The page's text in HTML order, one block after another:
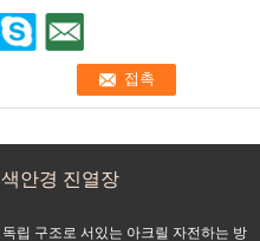
색안경 진열장
독립 구조로 서있는 아크릴 자전하는 방